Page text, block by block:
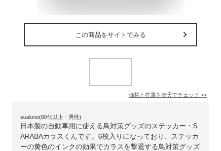
この商品をサイトでみる
価格と在庫を楽天でチェック >>
aualone(80代以上・男性)
日本製の自動車用に使える鳥対策グッズのステッカー・S
ARABAカラスくんです。6枚入りになっており、ステッカ
ーの黄色のインクの効果でカラスを撃退する鳥対策グッズ